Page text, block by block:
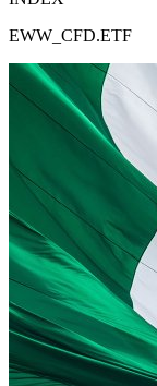
EWW_CFD.ETF